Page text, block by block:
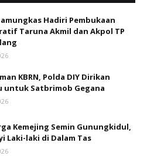
Hadiri Pembukaan
Taruna Akmil dan Akpol TP
KBRN, Polda DIY Dirikan
untuk Satbrimob Gegana
Kemejing Semin Gunungkidul,
Laki-laki di Dalam Tas